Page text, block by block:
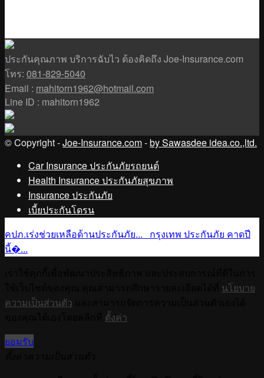
ประกันคุณภาพ บริการฉับไว ต้องคิดถึง Joe-Insurance.com
โทร: 081-829-5040
Email : mahitorn1962@hotmail.com
Line ID : mahitorn1962
© Copyright -Joe-Insurance.com-by Sawasdee idea.co.,ltd.
Car Insurance ประกันภัยรถยนต์
Health Insurance ประกันภัยสุขภาพ
Insurance ประกันภัย
เบี้ยประกันโดรน
คปภ.เร่งช่วยเหลือด้านประกันภัย...
กรุงเทพ ประกันภัย คาดปี
นี้�...
นโยบาย
ความเป็นส่วนตัว
ตั้งค่า
ยอมรับ